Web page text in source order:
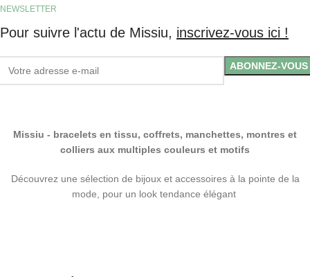
NEWSLETTER
Pour suivre l'actu de Missiu, inscrivez-vous ici !
Missiu - bracelets en tissu, coffrets, manchettes, montres et
colliers aux multiples couleurs et motifs
Découvrez une sélection de bijoux et accessoires à la pointe de la
mode, pour un look tendance élégant